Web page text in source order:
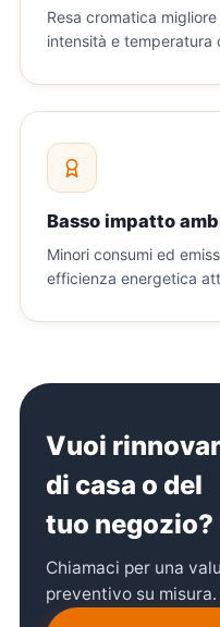
Resa cromatica
intensità e temperatura
Basso impatto
Minori consumi ed
efficienza energetica
Vuoi
di casa o del
tuo negozio?
Chiamaci per una
preventivo su misura.